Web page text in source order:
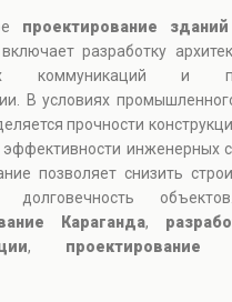
проектирование
включает разработку
коммуникаций и
В условиях
прочности
эффективности инженерных
позволяет снизить
долговечность
Караганда,
, проектирование